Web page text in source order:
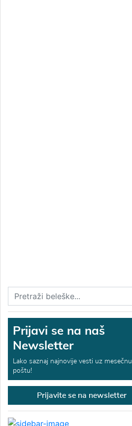
Prijavi se na naš
Newsletter
Lako saznaj najnovije vesti uz mesečnu
poštu!
Prijavite se na newsletter